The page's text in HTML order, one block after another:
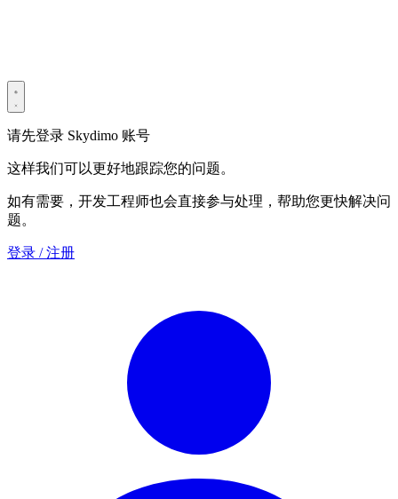
请先登录 Skydimo 账号
这样我们可以更好地跟踪您的问题。
如有需要，开发工程师也会直接参与处理，帮助您更快解决问
题。
登录 / 注册